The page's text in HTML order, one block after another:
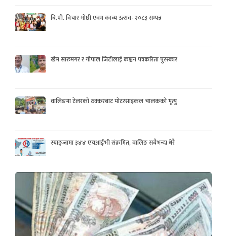
बि.पी. विचार गोष्ठी एवम काव्य उत्सव- २०८३ सम्पन्न
खेम सारुमगर र गोपाल जिटीलाई कञ्चन पत्रकरिता पुरस्कार
वालिङमा टेलरको ठक्करबाट मोटरसाइकल चालकको मृत्यु
स्याङ्जामा ३४४ एचआईभी संक्रमित, वालिङ सबैभन्दा धेरै